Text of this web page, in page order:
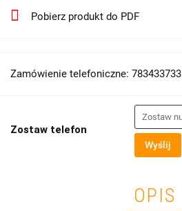
Pobierz produkt do PDF
Zamówienie telefoniczne: 783433733
Zostaw telefon
Wyślij
OPIS